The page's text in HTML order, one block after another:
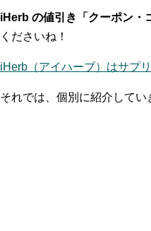
iHerb の値引き「クーポン・
くださいね！
iHerb（アイハーブ）はサプ
それでは、個別に紹介してい